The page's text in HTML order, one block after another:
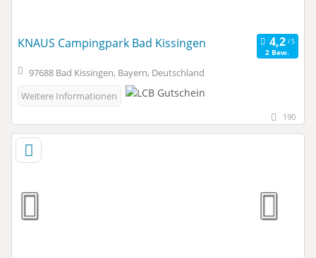
KNAUS Campingpark Bad Kissingen
2 Bew.
97688 Bad Kissingen, Bayern, Deutschland
Weitere Informationen
190